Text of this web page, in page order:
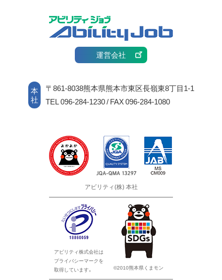
運営会社
本
社
〒861-8038熊本県熊本市東区長嶺東8丁目1-1
TEL 096-284-1230 / FAX 096-284-1080
アビリティ(株) 本社
アビリティ株式会社は
プライバシーマークを
取得しています。
©2010熊本県くまモン